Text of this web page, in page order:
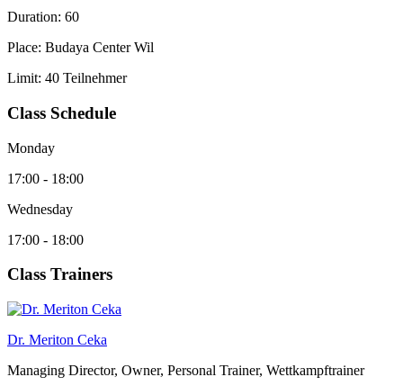
Duration: 60
Place: Budaya Center Wil
Limit: 40 Teilnehmer
Class Schedule
Monday
17:00 - 18:00
Wednesday
17:00 - 18:00
Class Trainers
Dr. Meriton Ceka
Managing Director, Owner, Personal Trainer, Wettkampftrainer